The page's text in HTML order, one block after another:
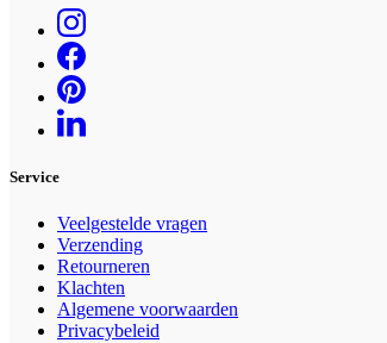
Service
Veelgestelde vragen
Verzending
Retourneren
Klachten
Algemene voorwaarden
Privacybeleid